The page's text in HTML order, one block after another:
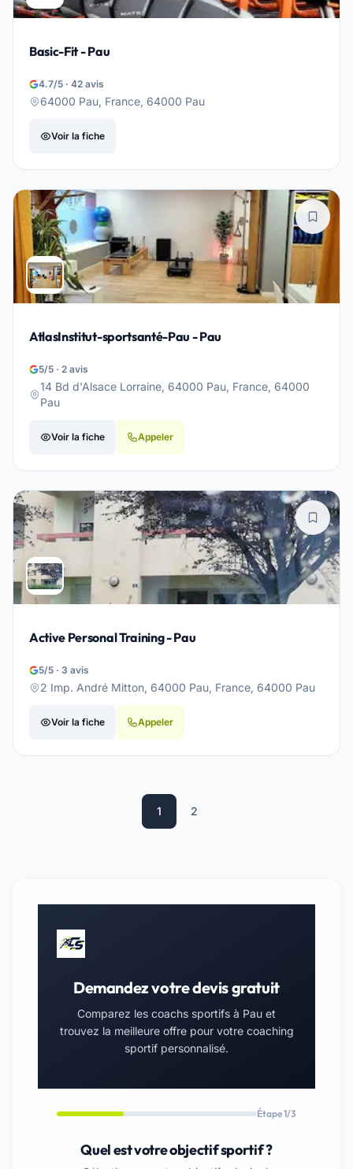
Basic-Fit - Pau
4.7/5 · 42 avis
64000 Pau, France, 64000 Pau
Voir la fiche
AtlasInstitut-sportsanté-Pau - Pau
5/5 · 2 avis
14 Bd d'Alsace Lorraine, 64000 Pau, France, 64000
Pau
Voir la fiche Appeler
Active Personal Training - Pau
5/5 · 3 avis
2 Imp. André Mitton, 64000 Pau, France, 64000 Pau
Voir la fiche Appeler
1 2
Demandez votre devis gratuit
Comparez les coachs sportifs à Pau et
trouvez la meilleure offre pour votre coaching
sportif personnalisé.
Étape 1/3
Quel est votre objectif sportif ?